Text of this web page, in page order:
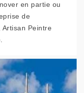
en partie ou
de
Peintre